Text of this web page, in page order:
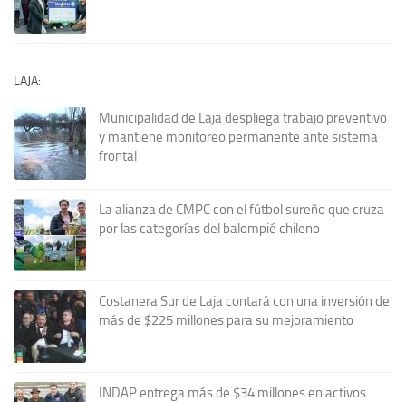
LAJA:
Municipalidad de Laja despliega trabajo preventivo
y mantiene monitoreo permanente ante sistema
frontal
La alianza de CMPC con el fútbol sureño que cruza
por las categorías del balompié chileno
Costanera Sur de Laja contará con una inversión de
más de $225 millones para su mejoramiento
INDAP entrega más de $34 millones en activos